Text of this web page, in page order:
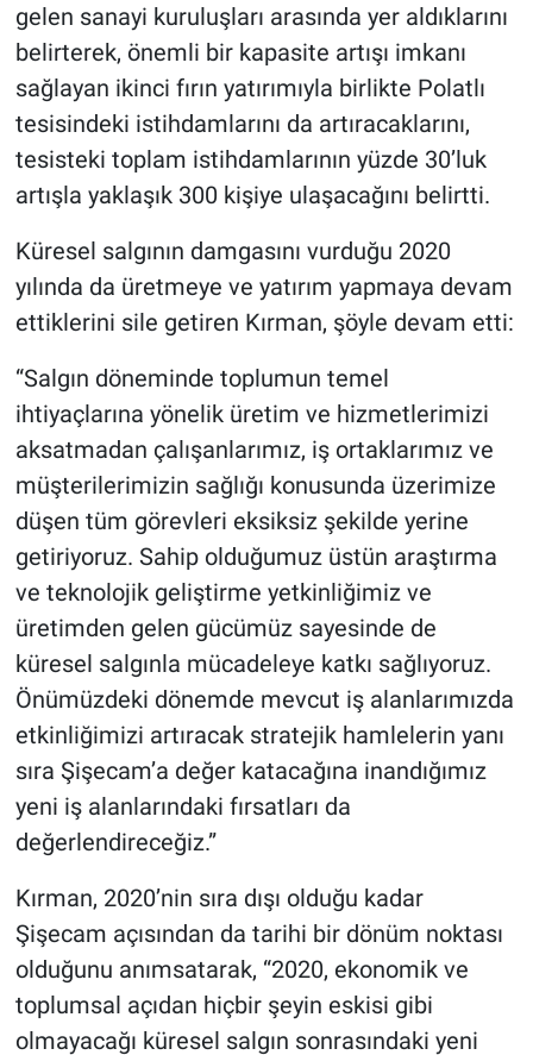
gelen sanayi kuruluşları arasında yer aldıklarını
belirterek, önemli bir kapasite artışı imkanı
sağlayan ikinci fırın yatırımıyla birlikte Polatlı
tesisindeki istihdamlarını da artıracaklarını,
tesisteki toplam istihdamlarının yüzde 30’luk
artışla yaklaşık 300 kişiye ulaşacağını belirtti.
Küresel salgının damgasını vurduğu 2020
yılında da üretmeye ve yatırım yapmaya devam
ettiklerini sile getiren Kırman, şöyle devam etti:
“Salgın döneminde toplumun temel
ihtiyaçlarına yönelik üretim ve hizmetlerimizi
aksatmadan çalışanlarımız, iş ortaklarımız ve
müşterilerimizin sağlığı konusunda üzerimize
düşen tüm görevleri eksiksiz şekilde yerine
getiriyoruz. Sahip olduğumuz üstün araştırma
ve teknolojik geliştirme yetkinliğimiz ve
üretimden gelen gücümüz sayesinde de
küresel salgınla mücadeleye katkı sağlıyoruz.
Önümüzdeki dönemde mevcut iş alanlarımızda
etkinliğimizi artıracak stratejik hamlelerin yanı
sıra Şişecam’a değer katacağına inandığımız
yeni iş alanlarındaki fırsatları da
değerlendireceğiz.”
Kırman, 2020’nin sıra dışı olduğu kadar
Şişecam açısından da tarihi bir dönüm noktası
olduğunu anımsatarak, “2020, ekonomik ve
toplumsal açıdan hiçbir şeyin eskisi gibi
olmayacağı küresel salgın sonrasındaki yeni